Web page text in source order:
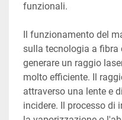
funzionali.
Il funzionamento del
sulla tecnologia a fibra
generare un raggio
molto efficiente. Il
attraverso una lente e
incidere. Il processo di